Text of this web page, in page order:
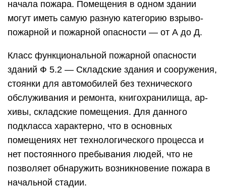
начала пожара. Помещения в одном здании
могут иметь самую разную категорию взрыво­
пожарной и пожарной опасности — от А до Д.
Класс функциональной пожарной опасности
зданий Ф 5.2 — Складские здания и сооружения,
стоянки для автомоби­лей без технического
обслуживания и ремонта, книгохранилища, ар­
хивы, складские помещения. Для данного
подкласса характерно, что в основных
помещениях нет технологического процесса и
нет постоянного пребывания людей, что не
позволяет обнаружить возникновение пожара в
начальной стадии.